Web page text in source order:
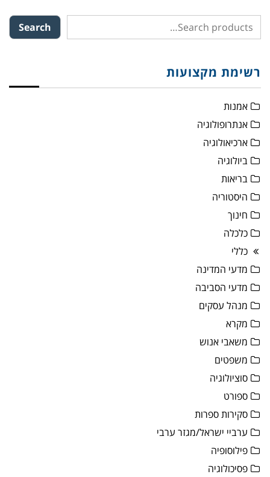
Search
רשימת מקצועות
אמנות
אנתרופולוגיה
ארכיאולוגיה
ביולוגיה
בריאות
היסטוריה
חינוך
כלכלה
כללי
מדעי המדינה
מדעי הסביבה
מנהל עסקים
מקרא
משאבי אנוש
משפטים
סוציולוגיה
ספורט
סקירות ספרות
ערביי ישראל/מגזר ערבי
פילוסופיה
פסיכולוגיה